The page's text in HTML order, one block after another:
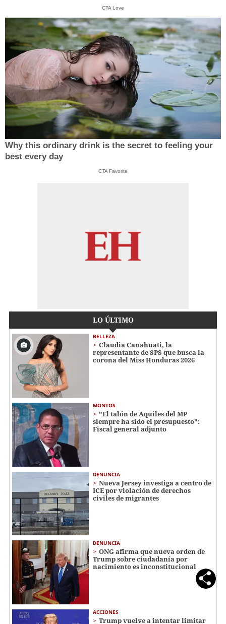
CTA Love
Why this ordinary drink is the secret to feeling your
best every day
CTA Favorite
LO ÚLTIMO
BELLEZA
Claudia Canahuati, la
representante de SPS que busca la
corona del Miss Honduras 2026
MONTOS
"El talón de Aquiles del MP
siempre ha sido el presupuesto":
Fiscal general adjunto
DENUNCIA
Nueva Jersey investiga a centro de
ICE por violación de derechos
civiles de migrantes
DENUNCIA
ONG afirma que nueva orden de
Trump sobre ciudadanía por
nacimiento es inconstitucional
ACCIONES
Trump vuelve a intentar limitar